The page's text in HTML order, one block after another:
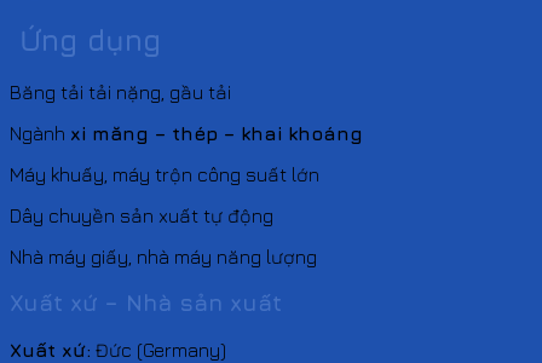
Ứng dụng
Băng tải tải nặng, gầu tải
Ngành xi măng – thép – khai khoáng
Máy khuấy, máy trộn công suất lớn
Dây chuyền sản xuất tự động
Nhà máy giấy, nhà máy năng lượng
Xuất xứ – Nhà sản xuất
Xuất xứ: Đức (Germany)